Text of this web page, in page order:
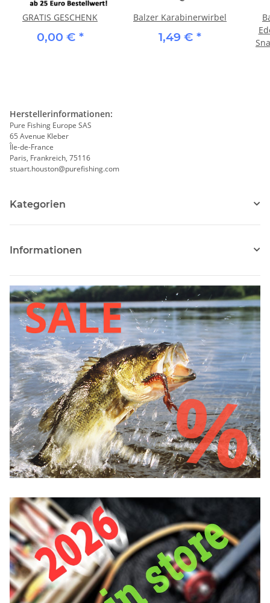
GRATIS GESCHENK
0,00 € *
Balzer Karabinerwirbel
1,49 € *
Herstellerinformationen:
Pure Fishing Europe SAS
65 Avenue Kleber
Île-de-France
Paris, Frankreich, 75116
stuart.houston@purefishing.com
Kategorien
Informationen